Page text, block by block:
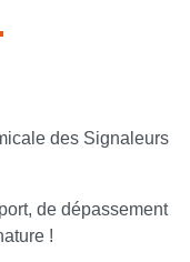
des Signaleurs
de dépassement
!